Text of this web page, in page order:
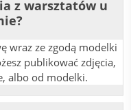
z warsztatów u
wraz ze zgodą modelki
publikować zdjęcia,
albo od modelki.